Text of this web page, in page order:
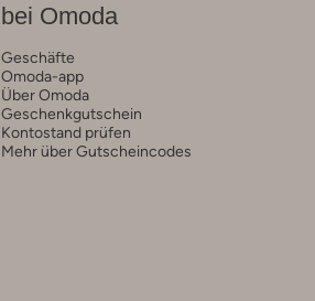
bei Omoda
Geschäfte
Omoda-app
Über Omoda
Geschenkgutschein
Kontostand prüfen
Mehr über Gutscheincodes